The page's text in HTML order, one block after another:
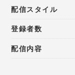
配信スタイル
登録者数
配信内容